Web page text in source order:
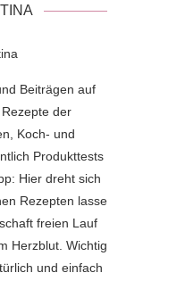
Beiträgen auf
der
Koch- und
Produkttests
Hier dreht sich
Rezepten lasse
freien Lauf
Herzblut. Wichtig
und einfach